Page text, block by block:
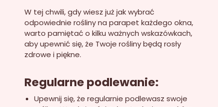
W tej chwili, gdy wiesz już jak wybrać
odpowiednie rośliny na parapet każdego okna,
warto pamiętać o kilku ważnych wskazówkach,
aby upewnić się, że Twoje rośliny będą rosły
zdrowe i piękne.
Regularne podlewanie:
Upewnij się, że regularnie podlewasz swoje